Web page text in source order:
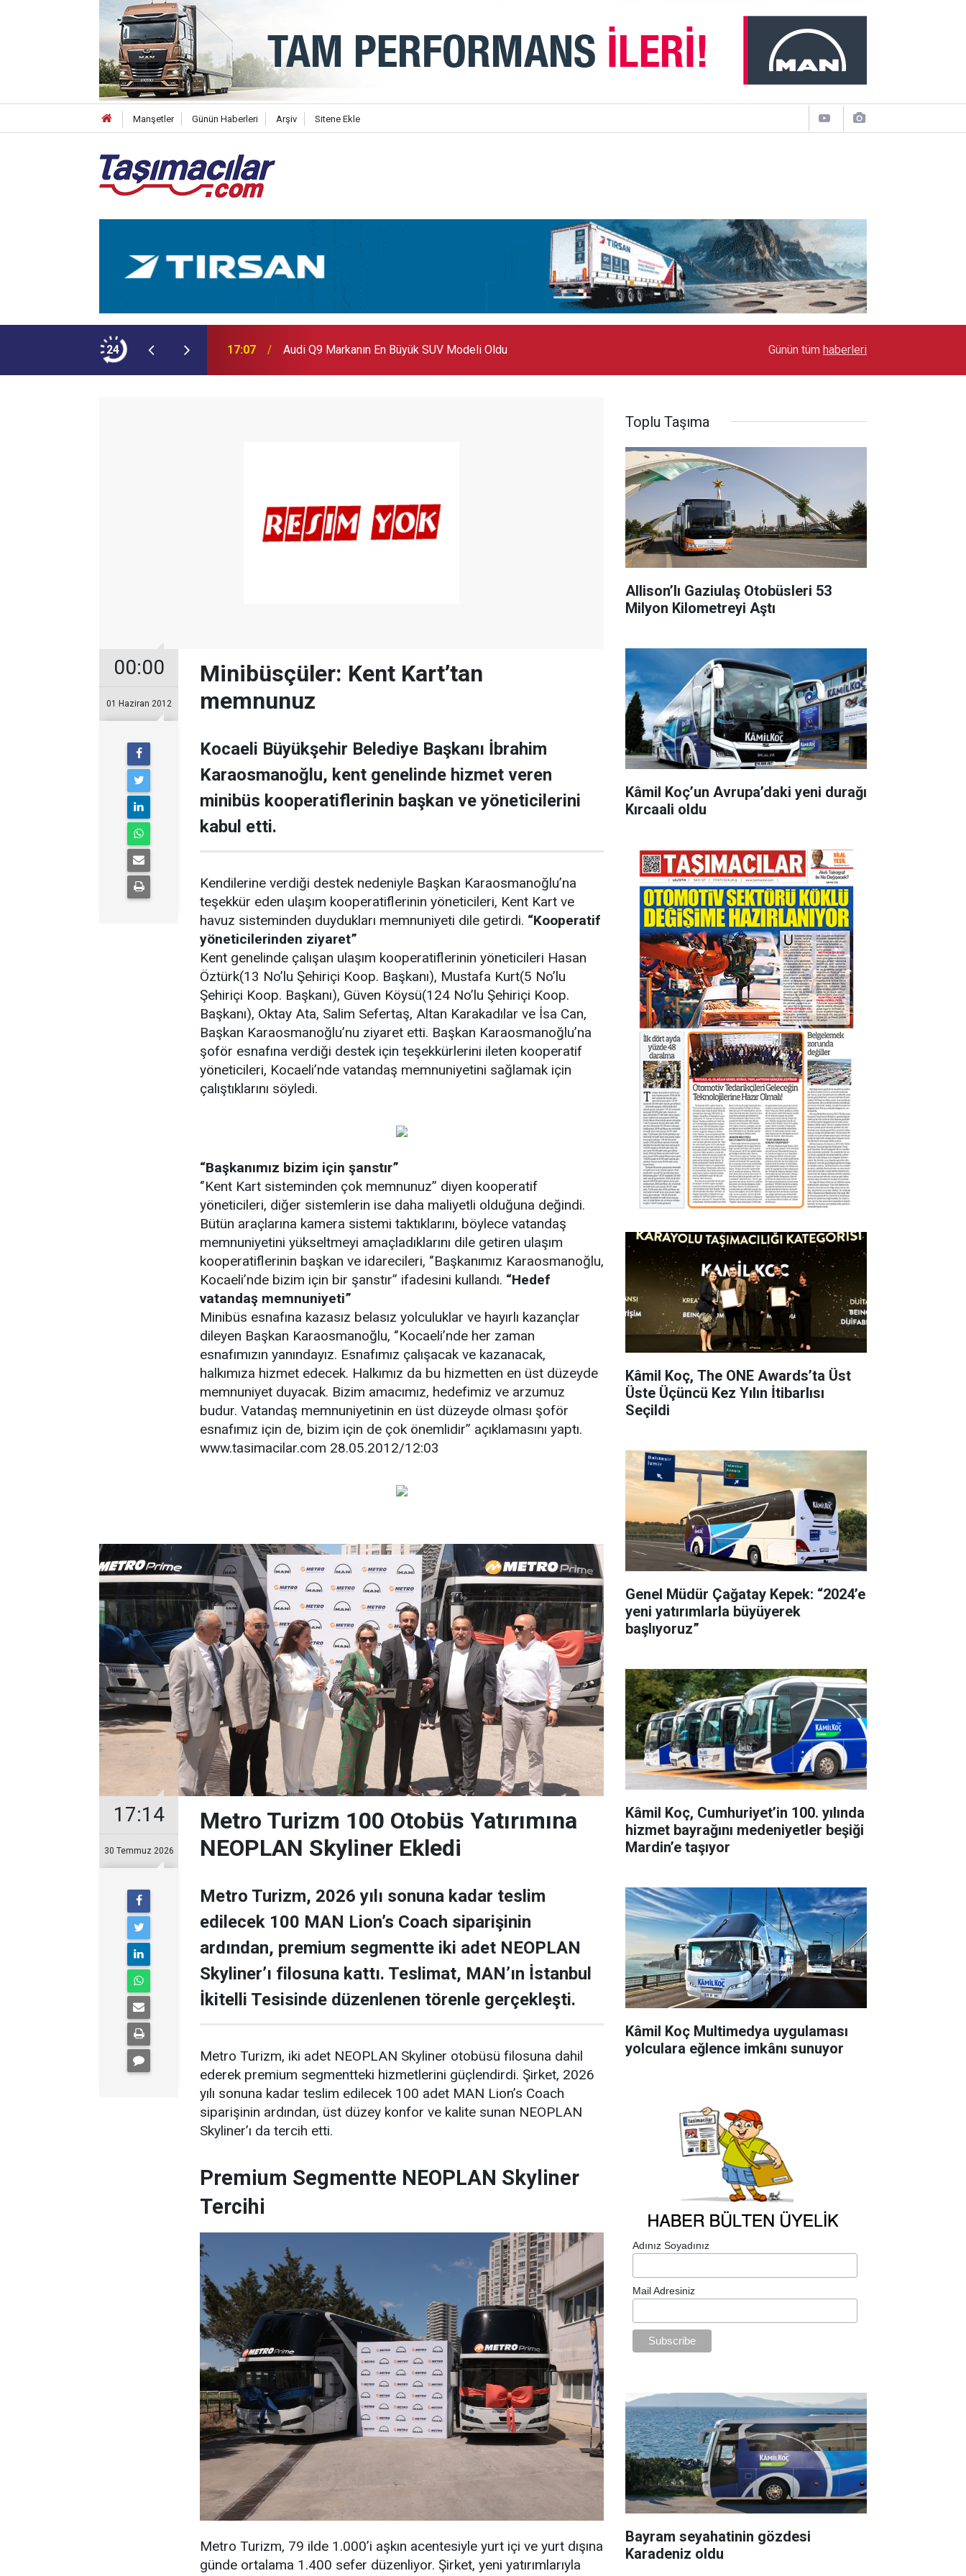
Manşetler Günün Haberleri Arşiv Sitene Ekle
24
NEOPLAN Skyliner Ekledi 17:07 Audi Q9 Markanın En Büyük SUV Modeli Oldu Toyota Otomotiv Sanayi Türkiye Üretime Ara
Günün tüm haberleri
00:00
01 Haziran 2012
Minibüsçüler: Kent Kart’tan
memnunuz
Kocaeli Büyükşehir Belediye Başkanı İbrahim
Karaosmanoğlu, kent genelinde hizmet veren
minibüs kooperatiflerinin başkan ve yöneticilerini
kabul etti.
Kendilerine verdiği destek nedeniyle Başkan Karaosmanoğlu’na
teşekkür eden ulaşım kooperatiflerinin yöneticileri, Kent Kart ve
havuz sisteminden duydukları memnuniyeti dile getirdi. “Kooperatif
yöneticilerinden ziyaret”
Kent genelinde çalışan ulaşım kooperatiflerinin yöneticileri Hasan
Öztürk(13 No’lu Şehiriçi Koop. Başkanı), Mustafa Kurt(5 No’lu
Şehiriçi Koop. Başkanı), Güven Köysü(124 No’lu Şehiriçi Koop.
Başkanı), Oktay Ata, Salim Sefertaş, Altan Karakadılar ve İsa Can,
Başkan Karaosmanoğlu’nu ziyaret etti. Başkan Karaosmanoğlu’na
şoför esnafına verdiği destek için teşekkürlerini ileten kooperatif
yöneticileri, Kocaeli’nde vatandaş memnuniyetini sağlamak için
çalıştıklarını söyledi.
“Başkanımız bizim için şanstır”
‘’Kent Kart sisteminden çok memnunuz’’ diyen kooperatif
yöneticileri, diğer sistemlerin ise daha maliyetli olduğuna değindi.
Bütün araçlarına kamera sistemi taktıklarını, böylece vatandaş
memnuniyetini yükseltmeyi amaçladıklarını dile getiren ulaşım
kooperatiflerinin başkan ve idarecileri, ‘’Başkanımız Karaosmanoğlu,
Kocaeli’nde bizim için bir şanstır’’ ifadesini kullandı. “Hedef
vatandaş memnuniyeti”
Minibüs esnafına kazasız belasız yolculuklar ve hayırlı kazançlar
dileyen Başkan Karaosmanoğlu, ‘’Kocaeli’nde her zaman
esnafımızın yanındayız. Esnafımız çalışacak ve kazanacak,
halkımıza hizmet edecek. Halkımız da bu hizmetten en üst düzeyde
memnuniyet duyacak. Bizim amacımız, hedefimiz ve arzumuz
budur. Vatandaş memnuniyetinin en üst düzeyde olması şoför
esnafımız için de, bizim için de çok önemlidir’’ açıklamasını yaptı.
www.tasimacilar.com 28.05.2012/12:03
17:14
30 Temmuz 2026
Metro Turizm 100 Otobüs Yatırımına
NEOPLAN Skyliner Ekledi
Metro Turizm, 2026 yılı sonuna kadar teslim
edilecek 100 MAN Lion’s Coach siparişinin
ardından, premium segmentte iki adet NEOPLAN
Skyliner’ı filosuna kattı. Teslimat, MAN’ın İstanbul
İkitelli Tesisinde düzenlenen törenle gerçekleşti.
Metro Turizm, iki adet NEOPLAN Skyliner otobüsü filosuna dahil
ederek premium segmentteki hizmetlerini güçlendirdi. Şirket, 2026
yılı sonuna kadar teslim edilecek 100 adet MAN Lion’s Coach
siparişinin ardından, üst düzey konfor ve kalite sunan NEOPLAN
Skyliner’ı da tercih etti.
Premium Segmentte NEOPLAN Skyliner
Tercihi
Metro Turizm, 79 ilde 1.000’i aşkın acentesiyle yurt içi ve yurt dışına
günde ortalama 1.400 sefer düzenliyor. Şirket, yeni yatırımlarıyla
Toplu Taşıma
Allison’lı Gaziulaş Otobüsleri 53
Milyon Kilometreyi Aştı
Kâmil Koç’un Avrupa’daki yeni durağı
Kırcaali oldu
Kâmil Koç, The ONE Awards’ta Üst
Üste Üçüncü Kez Yılın İtibarlısı
Seçildi
Genel Müdür Çağatay Kepek: “2024’e
yeni yatırımlarla büyüyerek
başlıyoruz”
Kâmil Koç, Cumhuriyet’in 100. yılında
hizmet bayrağını medeniyetler beşiği
Mardin’e taşıyor
Kâmil Koç Multimedya uygulaması
yolculara eğlence imkânı sunuyor
Adınız Soyadınız
Mail Adresiniz
Bayram seyahatinin gözdesi
Karadeniz oldu